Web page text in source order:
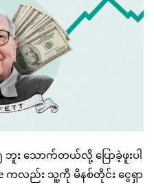
း သောက်တယ်လို့ ပြောခဲ့ဖူးပါ
ကလည်း သူ့ကို မိနစ်တိုင်း ငွေရှာ